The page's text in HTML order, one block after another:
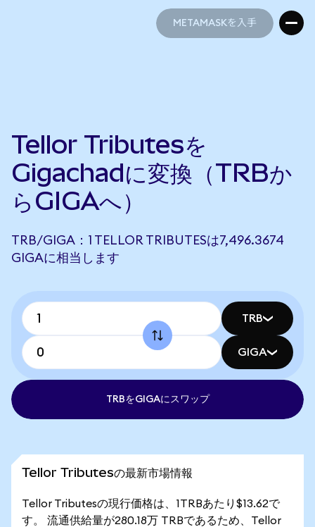
METAMASKを入手
Tellor Tributesを
Gigachadに変換（TRBか
らGIGAへ）
TRB/GIGA：1 TELLOR TRIBUTESは7,496.3674
GIGAに相当します
TRB
GIGA
TRBをGIGAにスワップ
Tellor Tributesの最新市場情報
Tellor Tributesの現行価格は、1TRBあたり$13.62で
す。 流通供給量が280.18万 TRBであるため、Tellor